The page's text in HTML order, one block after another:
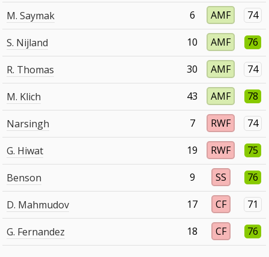
M. Saymak 6 AMF 74
S. Nijland 10 AMF 76
R. Thomas 30 AMF 74
M. Klich 43 AMF 78
Narsingh 7 RWF 74
G. Hiwat 19 RWF 75
Benson 9 SS 76
D. Mahmudov 17 CF 71
G. Fernandez 18 CF 76